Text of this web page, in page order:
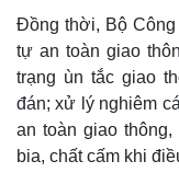
Đồng thời, Bộ
tự an toàn giao
trạng ùn tắc giao
đán; xử lý nghiêm
an toàn giao
bia, chất cấm khi